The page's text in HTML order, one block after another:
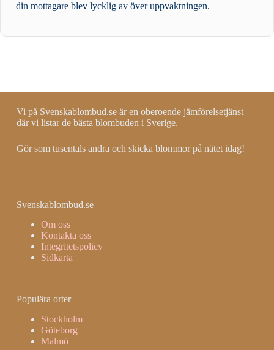
din mottagare blev lycklig av över uppvaktningen.
Vi på Svenskablombud.se är en oberoende jämförelsetjänst
där vi listar de bästa blombuden i Sverige.
Gör som tusentals andra och skicka blommor på nätet idag!
Svenskablombud.se
Om oss
Kontakta oss
Integritetspolicy
Sidkarta
Populära orter
Stockholm
Göteborg
Malmö